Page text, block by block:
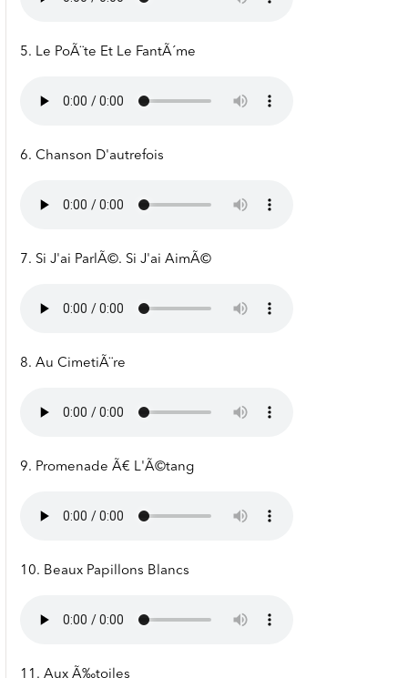
5. Le PoÃ¨te Et Le FantÃ´me
6. Chanson D'autrefois
7. Si J'ai ParlÃ©. Si J'ai AimÃ©
8. Au CimetiÃ¨re
9. Promenade Ã€ L'Ã©tang
10. Beaux Papillons Blancs
11. Aux Ã‰toiles